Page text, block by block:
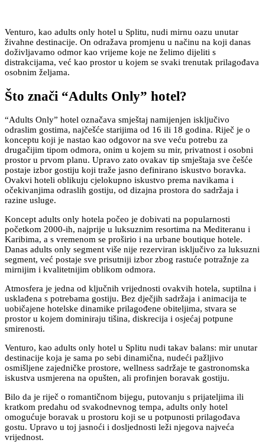
Venturo, kao adults only hotel u Splitu, nudi mirnu oazu unutar
živahne destinacije. On odražava promjenu u načinu na koji danas
doživljavamo odmor kao vrijeme koje ne želimo dijeliti s
distrakcijama, već kao prostor u kojem se svaki trenutak prilagođava
osobnim željama.
Što znači “Adults Only” hotel?
“Adults Only” hotel označava smještaj namijenjen isključivo
odraslim gostima, najčešće starijima od 16 ili 18 godina. Riječ je o
konceptu koji je nastao kao odgovor na sve veću potrebu za
drugačijim tipom odmora, onim u kojem su mir, privatnost i osobni
prostor u prvom planu. Upravo zato ovakav tip smještaja sve češće
postaje izbor gostiju koji traže jasno definirano iskustvo boravka.
Ovakvi hoteli oblikuju cjelokupno iskustvo prema navikama i
očekivanjima odraslih gostiju, od dizajna prostora do sadržaja i
razine usluge.
Koncept adults only hotela počeo je dobivati na popularnosti
početkom 2000-ih, najprije u luksuznim resortima na Mediteranu i
Karibima, a s vremenom se proširio i na urbane boutique hotele.
Danas adults only segment više nije rezerviran isključivo za luksuzni
segment, već postaje sve prisutniji izbor zbog rastuće potražnje za
mirnijim i kvalitetnijim oblikom odmora.
Atmosfera je jedna od ključnih vrijednosti ovakvih hotela, suptilna i
usklađena s potrebama gostiju. Bez dječjih sadržaja i animacija te
uobičajene hotelske dinamike prilagođene obiteljima, stvara se
prostor u kojem dominiraju tišina, diskrecija i osjećaj potpune
smirenosti.
Venturo, kao adults only hotel u Splitu nudi takav balans: mir unutar
destinacije koja je sama po sebi dinamična, nudeći pažljivo
osmišljene zajedničke prostore, wellness sadržaje te gastronomska
iskustva usmjerena na opušten, ali profinjen boravak gostiju.
Bilo da je riječ o romantičnom bijegu, putovanju s prijateljima ili
kratkom predahu od svakodnevnog tempa, adults only hotel
omogućuje boravak u prostoru koji se u potpunosti prilagođava
gostu. Upravo u toj jasnoći i dosljednosti leži njegova najveća
vrijednost.